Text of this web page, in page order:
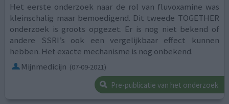
Het eerste onderzoek naar de rol van fluvoxamine was
kleinschalig maar bemoedigend. Dit tweede TOGETHER
onderzoek is groots opgezet. Er is nog niet bekend of
andere SSRI’s ook een vergelijkbaar effect kunnen
hebben. Het exacte mechanisme is nog onbekend.
Mijnmedicijn (07-09-2021)
Pre-publicatie van het onderzoek